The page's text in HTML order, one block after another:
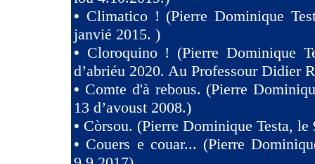
• Climatico ! (Pierre Dominique
janvié 2015. )
• Cloroquino ! (Pierre Dominique
d’abriéu 2020. Au Professour Didier
• Comte d'à rebous. (Pierre
13 d’avoust 2008.)
• Còrsou. (Pierre Dominique Testa, le
• Couers e couar... (Pierre